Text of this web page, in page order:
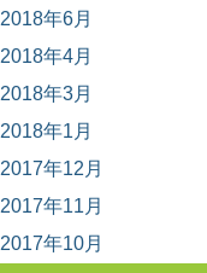
2018年6月
2018年4月
2018年3月
2018年1月
2017年12月
2017年11月
2017年10月